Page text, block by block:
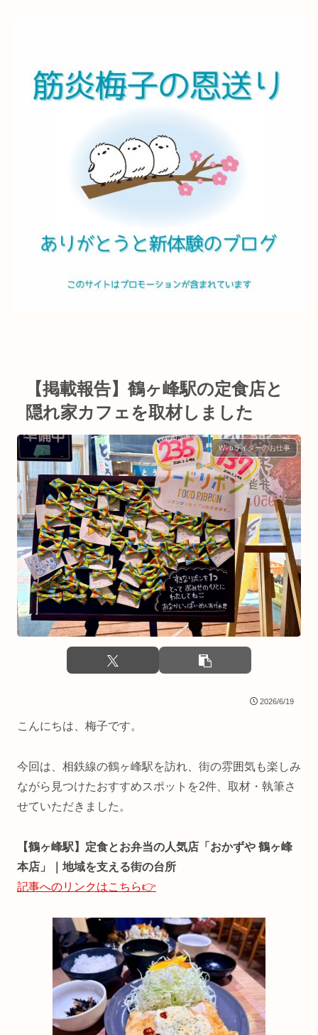
【掲載報告】鶴ヶ峰駅の定食店と
隠れ家カフェを取材しました
Webライターのお仕事
2026/6/19
こんにちは、梅子です。
今回は、相鉄線の鶴ヶ峰駅を訪れ、街の雰囲気も楽しみ
ながら見つけたおすすめスポットを2件、取材・執筆さ
せていただきました。
【鶴ヶ峰駅】定食とお弁当の人気店「おかずや 鶴ヶ峰
本店」｜地域を支える街の台所
記事へのリンクはこちら👉